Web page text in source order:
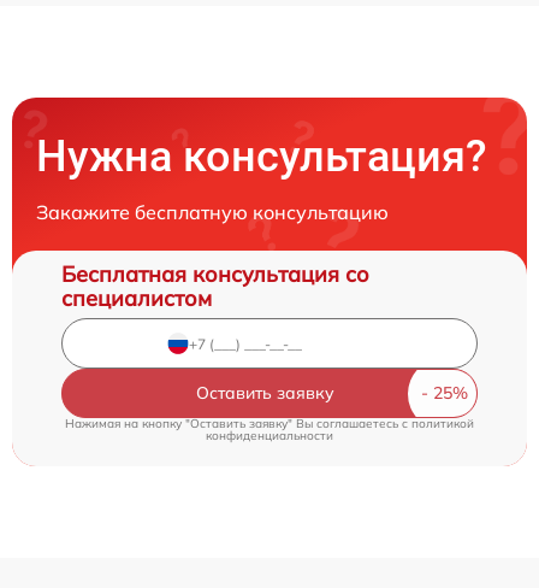
Нужна консультация?
Закажите бесплатную консультацию
Бесплатная консультация со
специалистом
Оставить заявку
Нажимая на кнопку "Оставить заявку" Вы соглашаетесь cполитикой
конфиденциальности